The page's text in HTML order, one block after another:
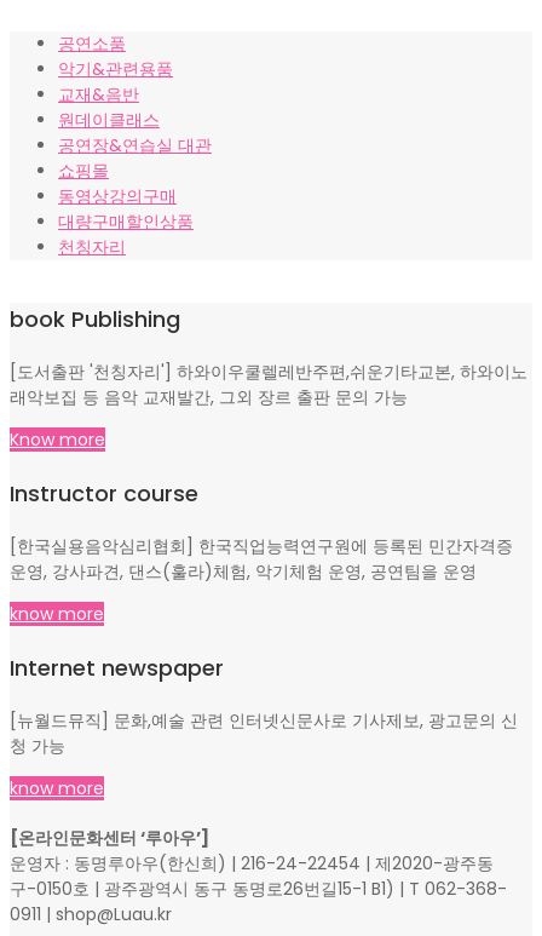
격:
₩10,000.₩8,000.
공연소품
악기&관련용품
교재&음반
원데이클래스
공연장&연습실 대관
쇼핑몰
동영상강의구매
대량구매할인상품
천칭자리
book Publishing
[도서출판 '천칭자리'] 하와이우쿨렐레반주편,쉬운기타교본, 하와이노
래악보집 등 음악 교재발간, 그외 장르 출판 문의 가능
Know more
Instructor course
[한국실용음악심리협회] 한국직업능력연구원에 등록된 민간자격증
운영, 강사파견, 댄스(훌라)체험, 악기체험 운영, 공연팀을 운영
know more
Internet newspaper
[뉴월드뮤직] 문화,예술 관련 인터넷신문사로 기사제보, 광고문의 신
청 가능
know more
[온라인문화센터 ‘루아우’]
운영자 : 동명루아우(한신희) | 216-24-22454 | 제2020-광주동
구-0150호 | 광주광역시 동구 동명로26번길15-1 B1) | T 062-368-
0911 | shop@Luau.kr